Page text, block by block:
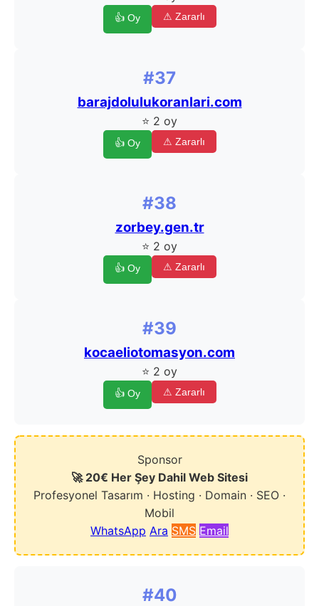
👍 Oy ⚠ Zararlı
#37
barajdolulukoranlari.com
⭐ 2 oy
👍 Oy ⚠ Zararlı
#38
zorbey.gen.tr
⭐ 2 oy
👍 Oy ⚠ Zararlı
#39
kocaeliotomasyon.com
⭐ 2 oy
👍 Oy ⚠ Zararlı
Sponsor
🚀 20€ Her Şey Dahil Web Sitesi
Profesyonel Tasarım · Hosting · Domain · SEO ·
Mobil
WhatsApp Ara SMS Email
#40